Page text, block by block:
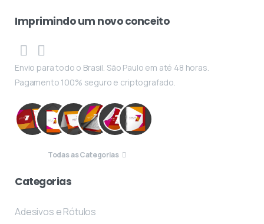
Imprimindoum novoconceito
Envio para todo o Brasil. São Paulo em até 48 horas.
Pagamento 100% seguro e criptografado.
Todas as Categorias
Categorias
Adesivos e Rótulos